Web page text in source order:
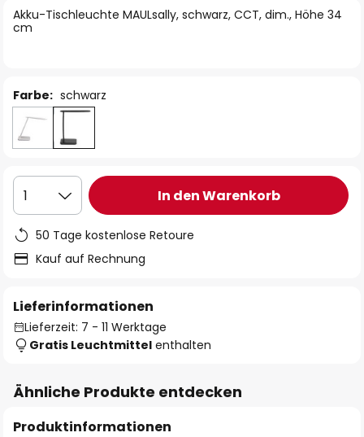
springen
Akku-Tischleuchte MAULsally, schwarz, CCT, dim., Höhe 34
cm
Farbe: schwarz
1 In den Warenkorb
50 Tage kostenlose Retoure
Kauf auf Rechnung
Lieferinformationen
Lieferzeit: 7 - 11 Werktage
Gratis Leuchtmittel enthalten
Ähnliche Produkte entdecken
Produktinformationen